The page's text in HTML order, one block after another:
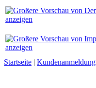
Startseite | Kundenanmeldung